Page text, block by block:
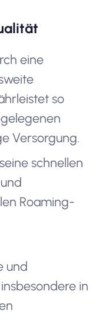
eine
so
Versorgung.
schnellen
Roaming-
und
in